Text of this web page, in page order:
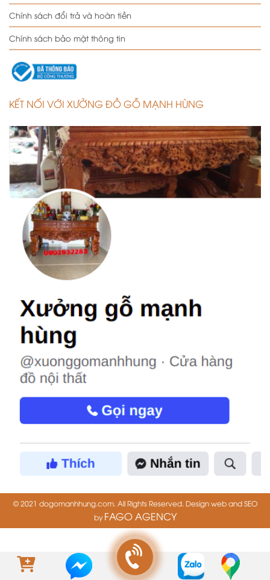
Chính sách đổi trả và hoàn tiền
Chính sách bảo mật thông tin
KẾT NỐI VỚI XƯỞNG ĐỒ GỖ MẠNH HÙNG
© 2021 dogomanhhung.com. All Rights Reserved. Design web and SEO
by FAGO AGENCY